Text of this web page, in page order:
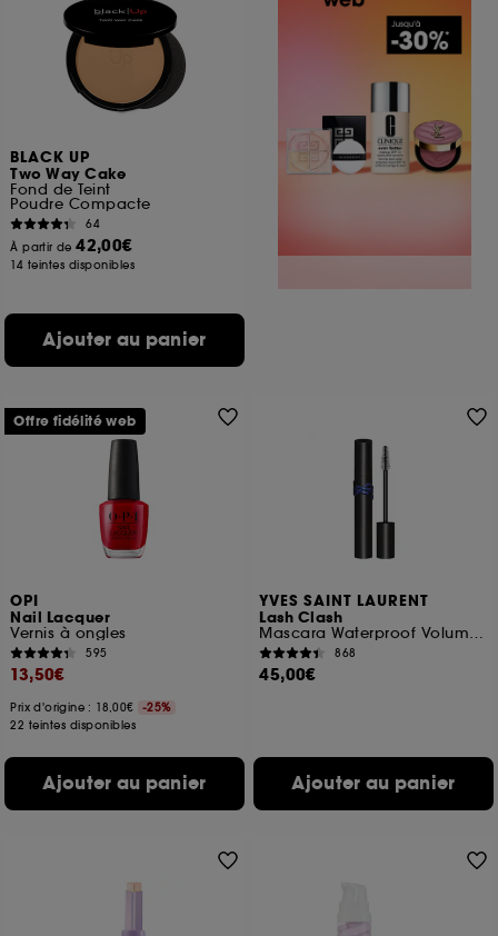
BLACK UP
Two Way Cake
Fond de Teint
Poudre Compacte
64
À partir de42,00€
14 teintes disponibles
Ajouter au panier
OPI
Nail Lacquer
Vernis à ongles
595
13,50€
Prix d'origine : 18,00€
-25%
22 teintes disponibles
Ajouter au panier
Offre fidélité web
YVES SAINT LAURENT
Lash Clash
Mascara Waterproof Volume Extrême
868
45,00€
Ajouter au panier